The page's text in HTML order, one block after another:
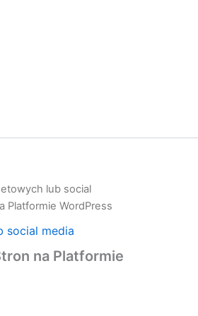
lub social
Platformie WordPress
social media
na Platformie